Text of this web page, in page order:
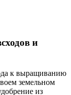
и
к выращиванию
земельном
из